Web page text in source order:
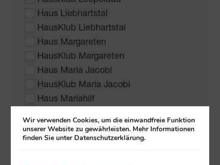
Haus Liebhartstal
HausKlub Liebhartstal
Haus Margareten
HausKlub Margareten
Haus Maria Jacobi
HausKlub Maria Jacobi
Haus Mariahilf
Haus Neubau
HausKlub Neubau
Wir verwenden Cookies, um die einwandfreie Funktion
unserer Website zu gewährleisten. Mehr Informationen
finden Sie unter Datenschutzerklärung.